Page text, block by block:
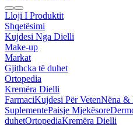
Lloji I Produktit
Shqetësimi
Kujdesi Nga Dielli
Make-up
Markat
Gjithcka të duhet
Ortopedia
Kremëra Dielli
FarmaciKujdesi Për VetenNëna &
SuplementePaisje Mjekësore
duhetOrtopediaKremëra Dielli